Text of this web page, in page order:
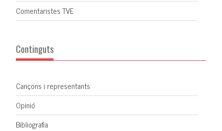
Comentaristes TVE
Continguts
Cançons i representants
Opinió
Bibliografia